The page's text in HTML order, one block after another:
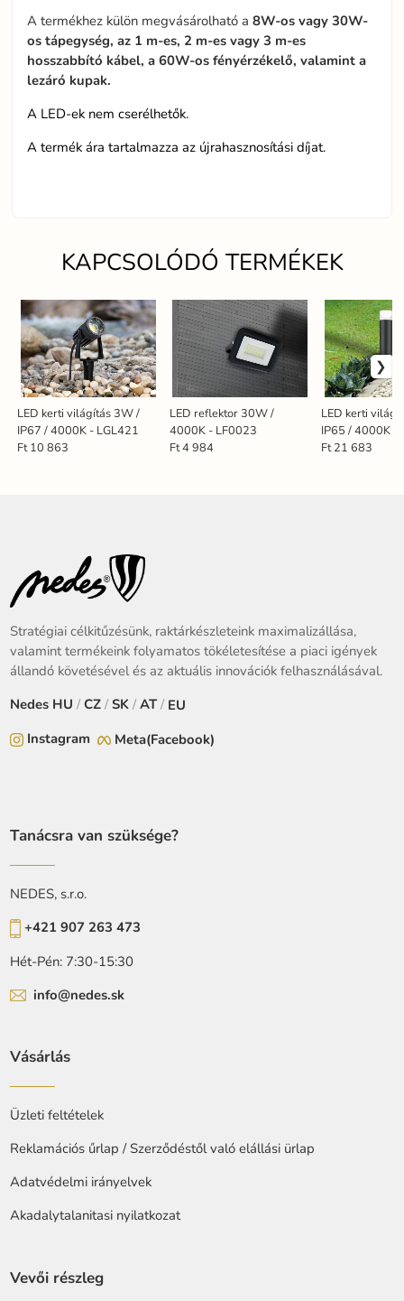
A termékhez külön megvásárolható a8W-os vagy 30W-
os tápegység, az 1 m-es, 2 m-es vagy 3 m-es
hosszabbító kábel, a 60W-os fényérzékelő, valamint a
lezáró kupak.
A LED-ek nem cserélhetők.
A termék ára tartalmazza az újrahasznosítási díjat.
KAPCSOLÓDÓ TERMÉKEK
LED kerti világítás 3W /
IP67 / 4000K - LGL421
Ft 10 863
LED reflektor 30W /
4000K - LF0023
Ft 4 984
LED kerti
IP65 / 4000K -
Ft 21 683
Stratégiai célkitűzésünk, raktárkészleteink maximalizállása,
valamint termékeink folyamatos tökéletesítése a piaci igények
állandó követésével és az aktuális innovációk felhasználásával.
Nedes HU /CZ /SK / AT/ EU
Instagram
Meta(Facebook)
Tanácsra van szüksége?
NEDES, s.r.o.
+421 907 263 473
Hét-Pén: 7:30-15:30
info@nedes.sk
Vásárlás
Üzleti feltételek
Reklamációs űrlap / Szerződéstől való elállási ürlap
Adatvédelmi irányelvek
Akadalytalanitasi nyilatkozat
Vevői részleg